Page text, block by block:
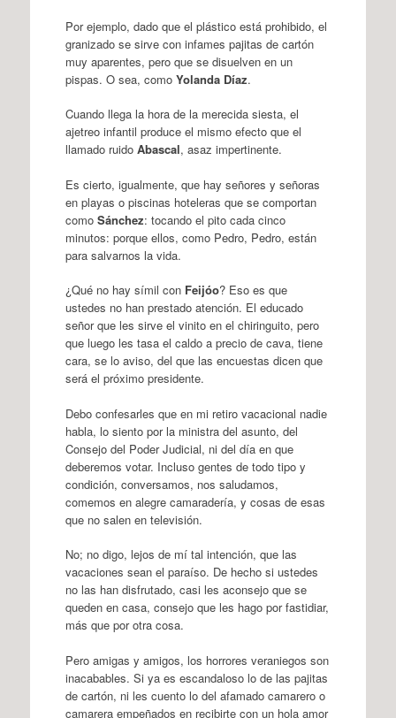
Por ejemplo, dado que el plástico está prohibido, el
granizado se sirve con infames pajitas de cartón
muy aparentes, pero que se disuelven en un
pispas. O sea, como Yolanda Díaz.
Cuando llega la hora de la merecida siesta, el
ajetreo infantil produce el mismo efecto que el
llamado ruido Abascal, asaz impertinente.
Es cierto, igualmente, que hay señores y señoras
en playas o piscinas hoteleras que se comportan
como Sánchez: tocando el pito cada cinco
minutos: porque ellos, como Pedro, Pedro, están
para salvarnos la vida.
¿Qué no hay símil con Feijóo? Eso es que
ustedes no han prestado atención. El educado
señor que les sirve el vinito en el chiringuito, pero
que luego les tasa el caldo a precio de cava, tiene
cara, se lo aviso, del que las encuestas dicen que
será el próximo presidente.
Debo confesarles que en mi retiro vacacional nadie
habla, lo siento por la ministra del asunto, del
Consejo del Poder Judicial, ni del día en que
deberemos votar. Incluso gentes de todo tipo y
condición, conversamos, nos saludamos,
comemos en alegre camaradería, y cosas de esas
que no salen en televisión.
No; no digo, lejos de mí tal intención, que las
vacaciones sean el paraíso. De hecho si ustedes
no las han disfrutado, casi les aconsejo que se
queden en casa, consejo que les hago por fastidiar,
más que por otra cosa.
Pero amigas y amigos, los horrores veraniegos son
inacabables. Si ya es escandaloso lo de las pajitas
de cartón, ni les cuento lo del afamado camarero o
camarera empeñados en recibirte con un hola amor